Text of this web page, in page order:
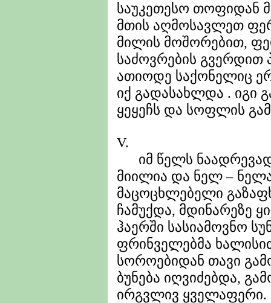
საუკეთესო თოფიდან
მთის აღმოსავლეთ
მილის მოშორებით,
საძოვრების გვერდით
ათიოდე საქონელიც
იქ გადასახლდა . იგი
ყეყეჩს და სოფლის
V.
იმ წელს
მიილია და ნელ –
მაცოცხლებელი
ჩამუქდა, მდინარეზე
ჰაერში სასიამოვნო
ფრინველებმა
სოროებიდან თავი
ბუნება იღვიძებდა,
ირგვლივ ყველაფერი.